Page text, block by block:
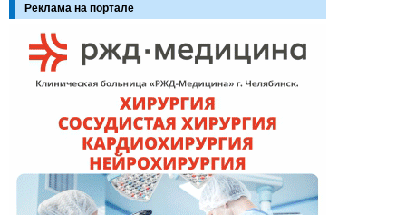
Реклама на портале